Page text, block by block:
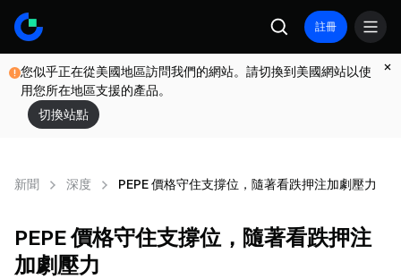
註冊
您似乎正在從美國地區訪問我們的網站。請切換到美國網站以使
用您所在地區支援的產品。
切換站點
新聞 深度 PEPE 價格守住支撐位，隨著看跌押注加劇壓力
PEPE 價格守住支撐位，隨著看跌押注
加劇壓力